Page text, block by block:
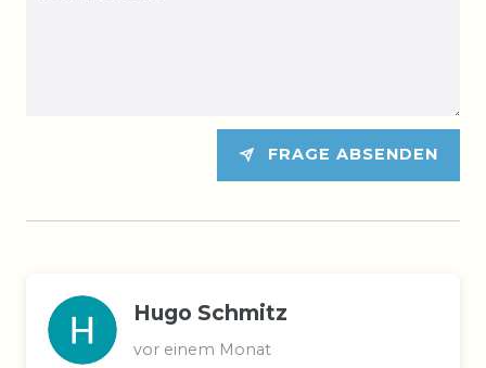
FRAGE ABSENDEN
Hugo Schmitz
vor einem Monat